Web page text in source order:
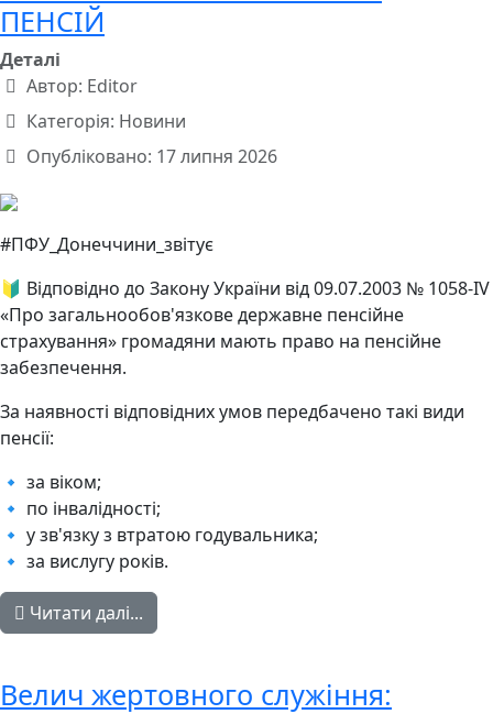
ПЕНСІЙ
Деталі
Автор: Editor
Категорія: Новини
Опубліковано: 17 липня 2026
#ПФУ_Донеччини_звітує
🔰 Відповідно до Закону України від 09.07.2003 № 1058-IV
«Про загальнообов'язкове державне пенсійне
страхування» громадяни мають право на пенсійне
забезпечення.
За наявності відповідних умов передбачено такі види
пенсії:
🔹 за віком;
🔹 по інвалідності;
🔹 у зв'язку з втратою годувальника;
🔹 за вислугу років.
Читати далі...
Велич жертовного служіння: